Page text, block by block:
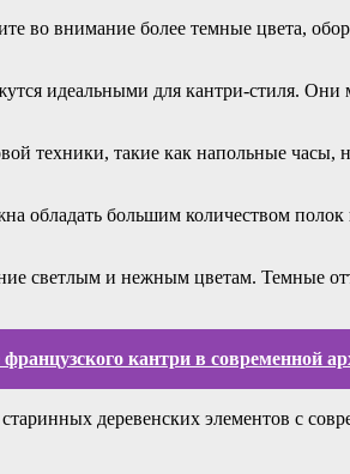
во внимание более темные цвета,
идеальными для кантри-стиля.
техники, такие как напольные
обладать большим количеством
светлым и нежным цветам. Темные
кантри в современной
деревенских элементов с